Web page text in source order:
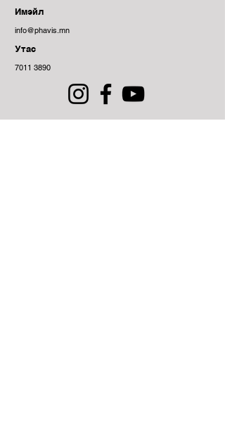
үед эсвэл хоолноос 30 минутын
Имэйл
info@phavis.mn
Утас
7011 3890